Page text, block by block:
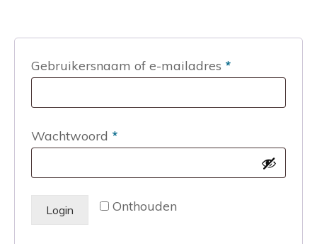
Gebruikersnaam of e-mailadres *Vereist
Wachtwoord *Vereist
Onthouden
Login